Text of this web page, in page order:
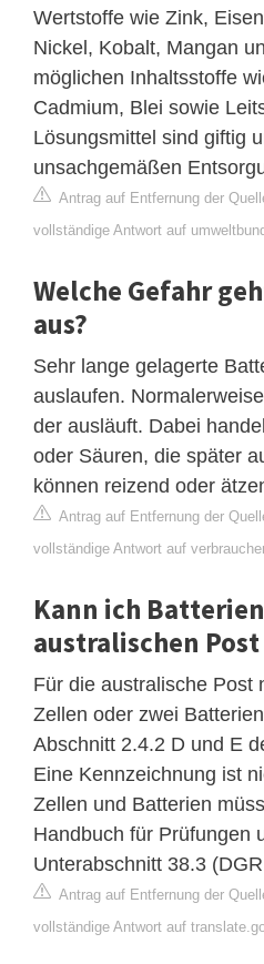
Wertstoffe wie Zink,
Nickel, Kobalt, Mangan
möglichen Inhaltsstoffe
Cadmium, Blei sowie
Lösungsmittel sind giftig
unsachgemäßen
Antrag auf Entfernung der
vollständige Antwort auf
Welche Gefahr
aus?
Sehr lange gelagerte
auslaufen.
der ausläuft. Dabei
oder Säuren, die später
können reizend oder
Antrag auf Entfernung der
vollständige Antwort auf
Kann ich
australischen
Für die australische Post
Zellen oder zwei
Abschnitt 2.4.2 D und E
Eine Kennzeichnung ist
Zellen und Batterien
Handbuch für Prüfungen
Unterabschnitt 38.3
Antrag auf Entfernung der
vollständige Antwort auf